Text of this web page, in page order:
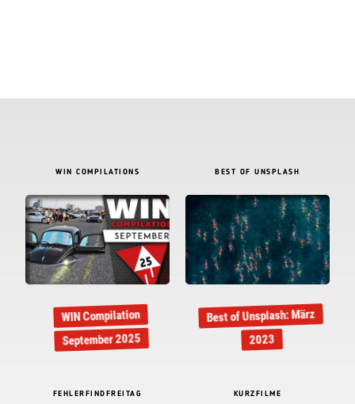
WIN COMPILATIONS
WIN Compilation
September 2025
BEST OF UNSPLASH
Best of Unsplash: März
2023
FEHLERFINDFREITAG KURZFILME